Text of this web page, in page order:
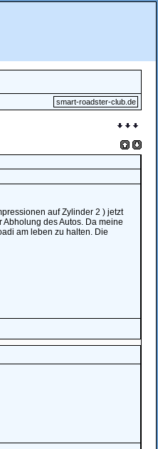
smart-roadster-club.de
auf Zylinder 2 ) jetzt
des Autos. Da meine
am leben zu halten. Die